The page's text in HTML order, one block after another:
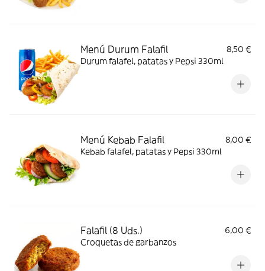
Menú Durum Falafil
8,50 €
Durum falafel, patatas y Pepsi 330ml
Menú Kebab Falafil
8,00 €
Kebab falafel, patatas y Pepsi 330ml
Falafil (8 Uds.)
6,00 €
Croquetas de garbanzos